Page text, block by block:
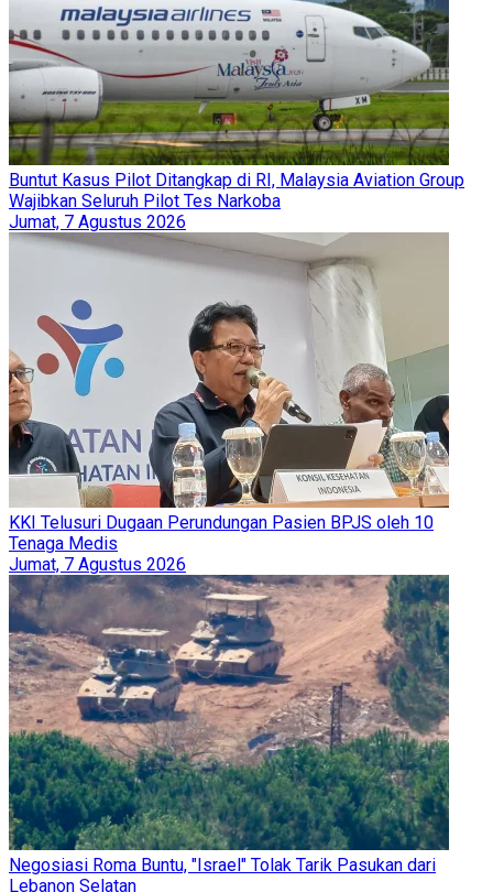
Buntut Kasus Pilot Ditangkap di RI, Malaysia Aviation Group
Wajibkan Seluruh Pilot Tes Narkoba
Jumat, 7 Agustus 2026
KKI Telusuri Dugaan Perundungan Pasien BPJS oleh 10
Tenaga Medis
Jumat, 7 Agustus 2026
Negosiasi Roma Buntu, "Israel" Tolak Tarik Pasukan dari
Lebanon Selatan